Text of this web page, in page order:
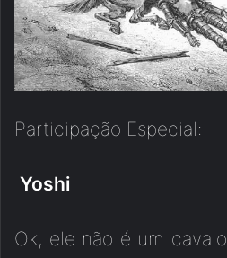
Participação Especial:
Yoshi
Ok, ele não é um